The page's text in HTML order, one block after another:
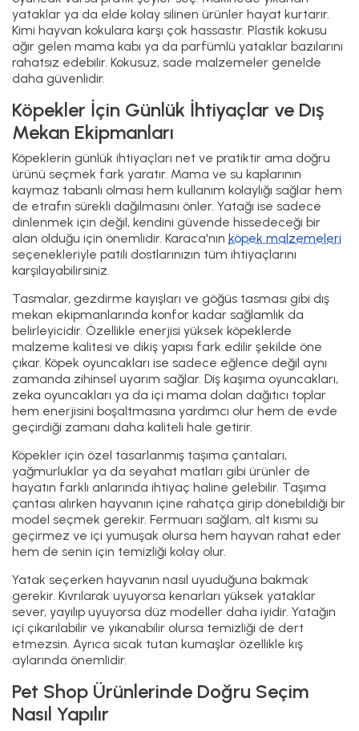
yataklar ya da elde kolay silinen ürünler hayat kurtarır.
Kimi hayvan kokulara karşı çok hassastır. Plastik kokusu
ağır gelen mama kabı ya da parfümlü yataklar bazılarını
rahatsız edebilir. Kokusuz, sade malzemeler genelde
daha güvenlidir.
Köpekler İçin Günlük İhtiyaçlar ve Dış
Mekan Ekipmanları
Köpeklerin günlük ihtiyaçları net ve pratiktir ama doğru
ürünü seçmek fark yaratır. Mama ve su kaplarının
kaymaz tabanlı olması hem kullanım kolaylığı sağlar hem
de etrafın sürekli dağılmasını önler. Yatağı ise sadece
dinlenmek için değil, kendini güvende hissedeceği bir
alan olduğu için önemlidir. Karaca'nın köpek malzemeleri
seçenekleriyle patili dostlarınızın tüm ihtiyaçlarını
karşılayabilirsiniz.
Tasmalar, gezdirme kayışları ve göğüs tasması gibi dış
mekan ekipmanlarında konfor kadar sağlamlık da
belirleyicidir. Özellikle enerjisi yüksek köpeklerde
malzeme kalitesi ve dikiş yapısı fark edilir şekilde öne
çıkar. Köpek oyuncakları ise sadece eğlence değil aynı
zamanda zihinsel uyarım sağlar. Diş kaşıma oyuncakları,
zeka oyuncakları ya da içi mama dolan dağıtıcı toplar
hem enerjisini boşaltmasına yardımcı olur hem de evde
geçirdiği zamanı daha kaliteli hale getirir.
Köpekler için özel tasarlanmış taşıma çantaları,
yağmurluklar ya da seyahat matları gibi ürünler de
hayatın farklı anlarında ihtiyaç haline gelebilir. Taşıma
çantası alırken hayvanın içine rahatça girip dönebildiği bir
model seçmek gerekir. Fermuarı sağlam, alt kısmı su
geçirmez ve içi yumuşak olursa hem hayvan rahat eder
hem de senin için temizliği kolay olur.
Yatak seçerken hayvanın nasıl uyuduğuna bakmak
gerekir. Kıvrılarak uyuyorsa kenarları yüksek yataklar
sever, yayılıp uyuyorsa düz modeller daha iyidir. Yatağın
içi çıkarılabilir ve yıkanabilir olursa temizliği de dert
etmezsin. Ayrıca sıcak tutan kumaşlar özellikle kış
aylarında önemlidir.
Pet Shop Ürünlerinde Doğru Seçim
Nasıl Yapılır